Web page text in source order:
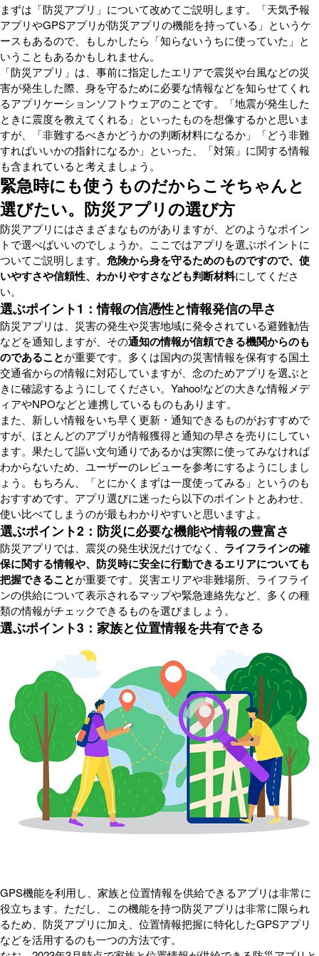
まずは「防災アプリ」について改めてご説明します。「天気予報
アプリやGPSアプリが防災アプリの機能を持っている」というケ
ースもあるので、もしかしたら「知らないうちに使っていた」と
いうこともあるかもしれません。
「防災アプリ」は、事前に指定したエリアで震災や台風などの災
害が発生した際、身を守るために必要な情報などを知らせてくれ
るアプリケーションソフトウェアのことです。「地震が発生した
ときに震度を教えてくれる」といったものを想像するかと思いま
すが、「非難するべきかどうかの判断材料になるか」「どう非難
すればいいかの指針になるか」といった、「対策」に関する情報
も含まれていると考えましょう。
緊急時にも使うものだからこそちゃんと
選びたい。防災アプリの選び方
防災アプリにはさまざまなものがありますが、どのようなポイン
トで選べばいいのでしょうか。ここではアプリを選ぶポイントに
ついてご説明します。 危険から身を守るためのものですので、使
いやすさや信頼性、わかりやすさなども判断材料にしてくださ
い。
選ぶポイント1：情報の信憑性と情報発信の早さ
防災アプリは、災害の発生や災害地域に発令されている避難勧告
などを通知しますが、その通知の情報が信頼できる機関からのも
のであることが重要です。多くは国内の災害情報を保有する国土
交通省からの情報に対応していますが、念のためアプリを選ぶと
きに確認するようにしてください。Yahoo!などの大きな情報メデ
ィアやNPOなどと連携しているものもあります。
また、新しい情報をいち早く更新・通知できるものがおすすめで
すが、ほとんどのアプリが情報獲得と通知の早さを売りにしてい
ます。果たして謳い文句通りであるかは実際に使ってみなければ
わからないため、ユーザーのレビューを参考にするようにしまし
ょう。もちろん、「とにかくまずは一度使ってみる」というのも
おすすめです。アプリ選びに迷ったら以下のポイントとあわせ、
使い比べてしまうのが最もわかりやすいと思いますよ。
選ぶポイント2：防災に必要な機能や情報の豊富さ
防災アプリでは、震災の発生状況だけでなく、 ライフラインの確
保に関する情報や、防災時に安全に行動できるエリアについても
把握できることが重要です。災害エリアや非難場所、ライフライ
ンの供給について表示されるマップや緊急連絡先など、多くの種
類の情報がチェックできるものを選びましょう。
選ぶポイント3：家族と位置情報を共有できる
GPS機能を利用し、家族と位置情報を供給できるアプリは非常に
役立ちます。ただし、この機能を持つ防災アプリは非常に限られ
るため、防災アプリに加え、位置情報把握に特化したGPSアプリ
などを活用するのも一つの方法です。